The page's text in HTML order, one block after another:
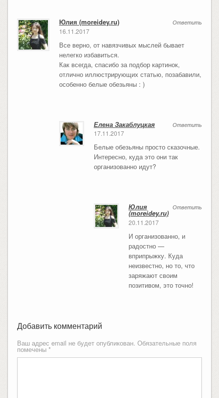
Ответить
Юлия (moreidey.ru)
16.11.2017
Все верно, от навязчивых мыслей бывает
нелегко избавиться.
Как всегда, спасибо за подбор картинок,
отлично иллюстрирующих статью, позабавили,
особенно белые обезьяны : )
Ответить
Елена Закаблуцкая
17.11.2017
Белые обезьяны просто сказочные.
Интересно, куда это они так
организованно идут?
Ответить
Юлия
(moreidey.ru)
20.11.2017
И организованно, и
радостно —
вприпрыжку. Куда
неизвестно, но то, что
заряжают своим
позитивом, это точно!
Добавить комментарий
Ваш адрес email не будет опубликован. Обязательные поля
помечены *